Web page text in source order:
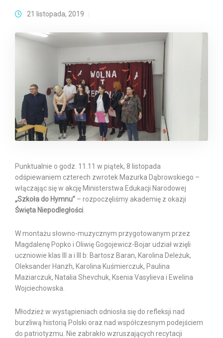
21 listopada, 2019
Punktualnie o godz. 11.11 w piątek, 8 listopada
odśpiewaniem czterech zwrotek Mazurka Dąbrowskiego –
włączając się w akcję Ministerstwa Edukacji Narodowej
„Szkoła do Hymnu” – rozpoczęliśmy akademię z okazji
Święta Niepodległości.
W montażu słowno-muzycznym przygotowanym przez
Magdalenę Popko i Oliwię Gogojewicz-Bojar udział wzięli
uczniowie klas III a i III b: Bartosz Baran, Karolina Deleżuk,
Oleksander Hanzh, Karolina Kuśmierczuk, Paulina
Maziarczuk, Natalia Shevchuk, Ksenia Vasylieva i Ewelina
Wojciechowska.
Młodzież w wystąpieniach odniosła się do refleksji nad
burzliwą historią Polski oraz nad współczesnym podejściem
do patriotyzmu. Nie zabrakło wzruszających recytacji